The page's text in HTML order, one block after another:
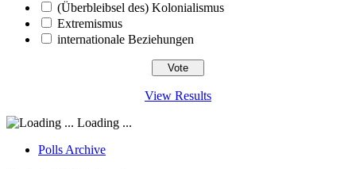
(Überbleibsel des) Kolonialismus
Extremismus
internationale Beziehungen
View Results
Loading ...
Polls Archive